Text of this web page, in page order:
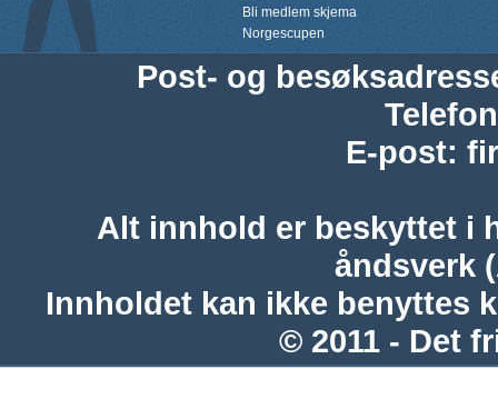
Bli medlem skjema
Norgescupen
Post- og
Telefon
E-post:
Alt innhold er beskyttet i
åndsverk
Innholdet kan ikke benyttes
© 2011 - Det